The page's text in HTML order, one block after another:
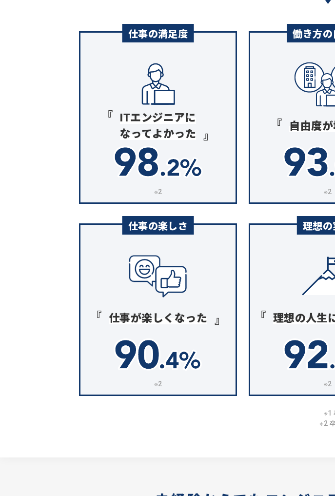
仕事の満足度
ITエンジニアに
なってよかった
※2
働き方
自由度
※2
仕事の楽しさ
仕事が楽しくなった
※2
理想
理想の人生
※2
※1
※2